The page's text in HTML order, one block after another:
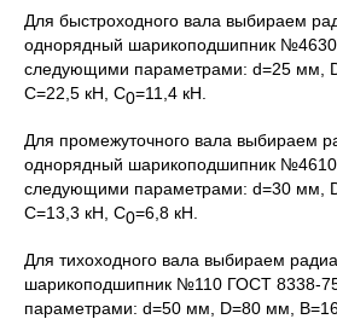
Для быстроходного вала выбираем
однорядный шарикоподшипник
следующими параметрами: d=25 мм,
С=22,5 кН, С0=11,4 кН.
Для промежуточного вала выбираем
однорядный шарикоподшипник
следующими параметрами: d=30 мм,
С=13,3 кН, С0=6,8 кН.
Для тихоходного вала выбираем
шарикоподшипник №110 ГОСТ 8338-
параметрами: d=50 мм, D=80 мм,